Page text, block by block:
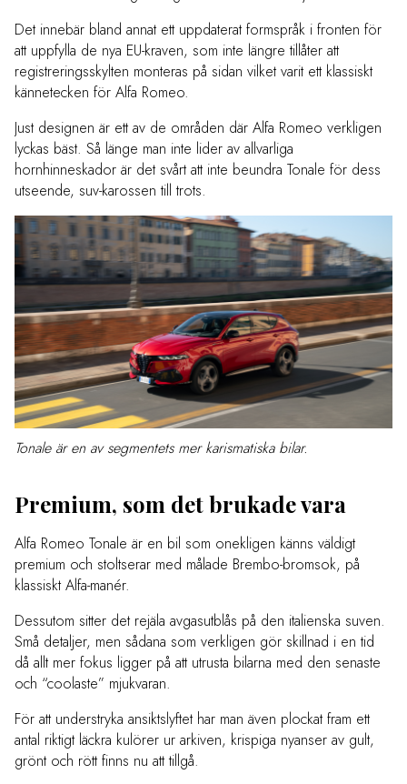
Det innebär bland annat ett uppdaterat formspråk i fronten för
att uppfylla de nya EU-kraven, som inte längre tillåter att
registreringsskylten monteras på sidan vilket varit ett klassiskt
kännetecken för Alfa Romeo.
Just designen är ett av de områden där Alfa Romeo verkligen
lyckas bäst. Så länge man inte lider av allvarliga
hornhinneskador är det svårt att inte beundra Tonale för dess
utseende, suv-karossen till trots.
Tonale är en av segmentets mer karismatiska bilar.
Premium, som det brukade vara
Alfa Romeo Tonale är en bil som onekligen känns väldigt
premium och stoltserar med målade Brembo-bromsok, på
klassiskt Alfa-manér.
Dessutom sitter det rejäla avgasutblås på den italienska suven.
Små detaljer, men sådana som verkligen gör skillnad i en tid
då allt mer fokus ligger på att utrusta bilarna med den senaste
och “coolaste” mjukvaran.
För att understryka ansiktslyftet har man även plockat fram ett
antal riktigt läckra kulörer ur arkiven, krispiga nyanser av gult,
grönt och rött finns nu att tillgå.